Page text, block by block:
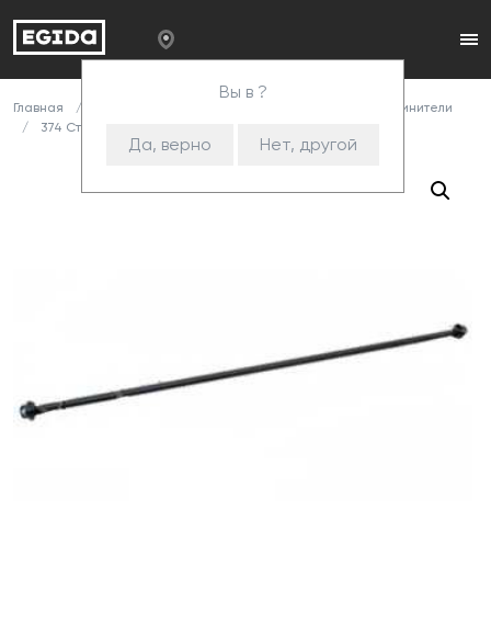
Вы в ?
Да, верно Нет, другой
Главная
Стяжки и соединители
374 Стяжка L-1125 (СИС)